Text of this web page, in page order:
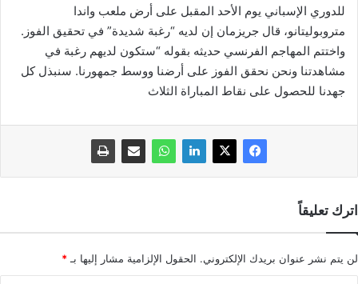
للدوري الإسباني يوم الأحد المقبل على أرض ملعب واندا
متروبوليتانو، قال جريزمان إن لديه “رغبة شديدة” في تحقيق الفوز.
واختتم المهاجم الفرنسي حديثه بقوله “ستكون لديهم رغبة في
مشاهدتنا ونحن نحقق الفوز على أرضنا ووسط جمهورنا. سنبذل كل
جهدنا للحصول على نقاط المباراة الثلاث
اترك تعليقاً
لن يتم نشر عنوان بريدك الإلكتروني. الحقول الإلزامية مشار إليها بـ*